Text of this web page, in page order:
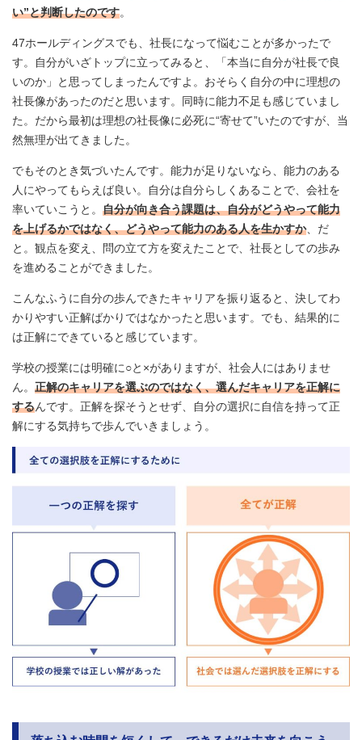
い”と判断したのです。
47ホールディングスでも、社長になって悩むことが多かったで
す。自分がいざトップに立ってみると、「本当に自分が社長で良
いのか」と思ってしまったんですよ。おそらく自分の中に理想の
社長像があったのだと思います。同時に能力不足も感じていまし
た。だから最初は理想の社長像に必死に“寄せて”いたのですが、当
然無理が出てきました。
でもそのとき気づいたんです。能力が足りないなら、能力のある
人にやってもらえば良い。自分は自分らしくあることで、会社を
率いていこうと。 自分が向き合う課題は、自分がどうやって能力
を上げるかではなく、どうやって能力のある人を生かすか、だ
と。観点を変え、問の立て方を変えたことで、社長としての歩み
を進めることができました。
こんなふうに自分の歩んできたキャリアを振り返ると、決してわ
かりやすい正解ばかりではなかったと思います。でも、結果的に
は正解にできていると感じています。
学校の授業には明確に○と×がありますが、社会人にはありませ
ん。 正解のキャリアを選ぶのではなく、選んだキャリアを正解に
するんです。正解を探そうとせず、自分の選択に自信を持って正
解にする気持ちで歩んでいきましょう。